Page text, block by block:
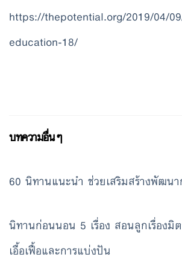
https://thepotential.org/2019/04/
education-18/
บทความอื่นๆ
60 นิทานแนะนำ ช่วยเสริมสร้างพัฒน
นิทานก่อนนอน 5 เรื่อง สอนลูกเรื่องมิ
เอื้อเฟื้อและการแบ่งปัน